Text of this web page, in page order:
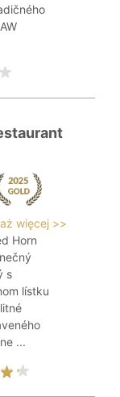
więcej >>
Horn
s
lístku
...